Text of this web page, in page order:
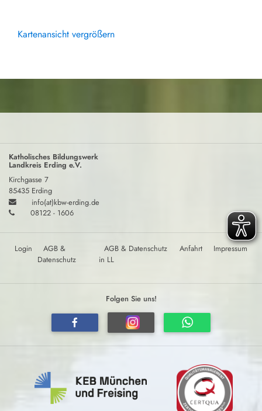
Kartenansicht vergrößern
Katholisches Bildungswerk
Landkreis Erding e.V.
Kirchgasse 7
85435 Erding
info(at)kbw-erding.de
08122 - 1606
Login
AGB &
Datenschutz
AGB & Datenschutz
in LL
Anfahrt Impressum
Folgen Sie uns!